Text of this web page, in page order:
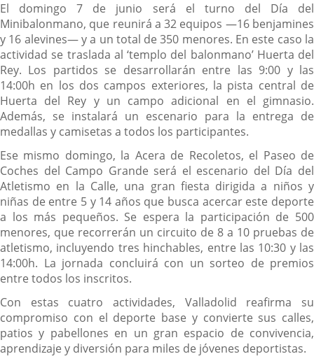
El domingo 7 de junio será el turno del Día del
Minibalonmano, que reunirá a 32 equipos —16 benjamines
y 16 alevines— y a un total de 350 menores. En este caso la
actividad se traslada al ‘templo del balonmano’ Huerta del
Rey. Los partidos se desarrollarán entre las 9:00 y las
14:00h en los dos campos exteriores, la pista central de
Huerta del Rey y un campo adicional en el gimnasio.
Además, se instalará un escenario para la entrega de
medallas y camisetas a todos los participantes.
Ese mismo domingo, la Acera de Recoletos, el Paseo de
Coches del Campo Grande será el escenario del Día del
Atletismo en la Calle, una gran fiesta dirigida a niños y
niñas de entre 5 y 14 años que busca acercar este deporte
a los más pequeños. Se espera la participación de 500
menores, que recorrerán un circuito de 8 a 10 pruebas de
atletismo, incluyendo tres hinchables, entre las 10:30 y las
14:00h. La jornada concluirá con un sorteo de premios
entre todos los inscritos.
Con estas cuatro actividades, Valladolid reafirma su
compromiso con el deporte base y convierte sus calles,
patios y pabellones en un gran espacio de convivencia,
aprendizaje y diversión para miles de jóvenes deportistas.